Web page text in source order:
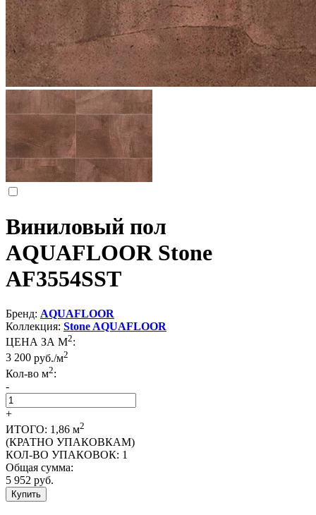
Виниловый пол
AQUAFLOOR Stone
AF3554SST
Бренд: AQUAFLOOR
Коллекция: Stone AQUAFLOOR
ЦЕНА ЗА М2:
3 200 руб./м2
Кол-во м2:
-
+
ИТОГО: 1,86 м2
(КРАТНО УПАКОВКАМ)
КОЛ-ВО УПАКОВОК: 1
Общая сумма:
5 952 руб.
Купить